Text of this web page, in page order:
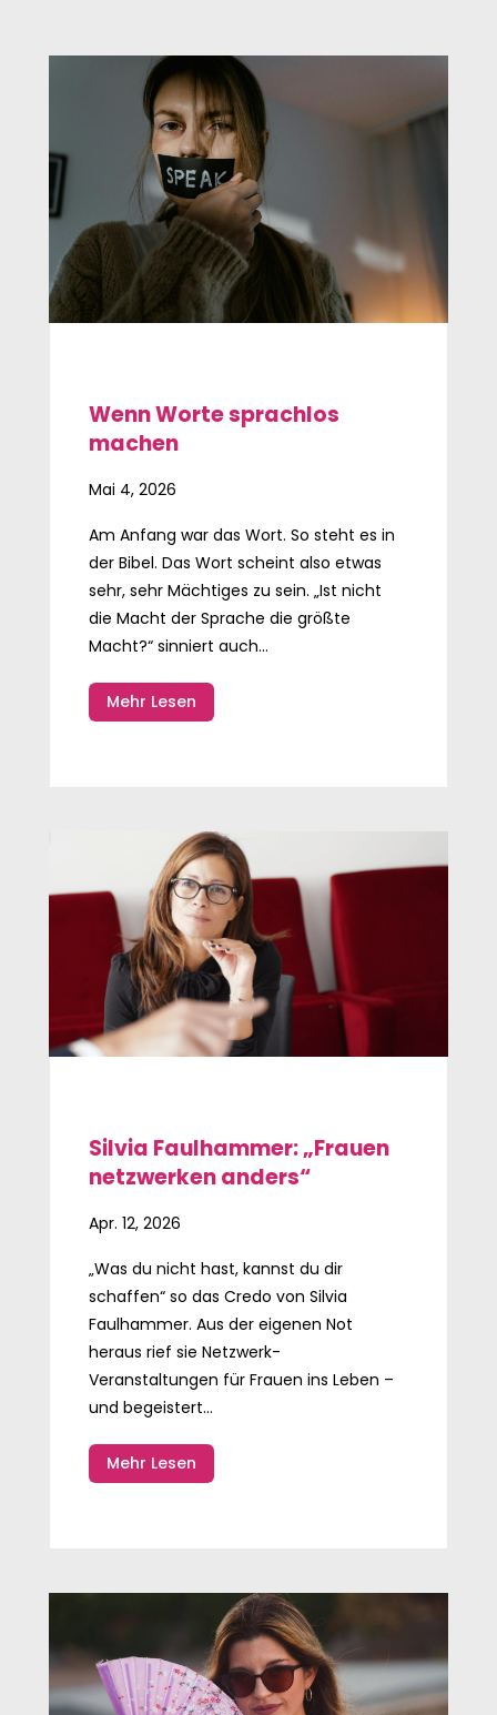
Wenn Worte sprachlos
machen
Mai 4, 2026
Am Anfang war das Wort. So steht es in
der Bibel. Das Wort scheint also etwas
sehr, sehr Mächtiges zu sein. „Ist nicht
die Macht der Sprache die größte
Macht?“ sinniert auch...
Mehr Lesen
Silvia Faulhammer: „Frauen
netzwerken anders“
Apr. 12, 2026
„Was du nicht hast, kannst du dir
schaffen“ so das Credo von Silvia
Faulhammer. Aus der eigenen Not
heraus rief sie Netzwerk-
Veranstaltungen für Frauen ins Leben –
und begeistert...
Mehr Lesen